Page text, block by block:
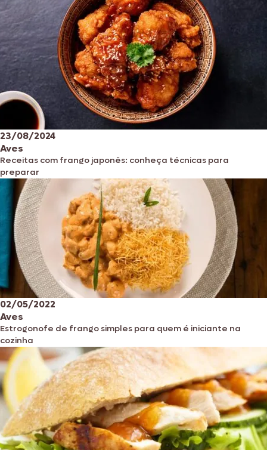
23/08/2024
Aves
Receitas com frango japonês: conheça técnicas para
preparar
02/05/2022
Aves
Estrogonofe de frango simples para quem é iniciante na
cozinha